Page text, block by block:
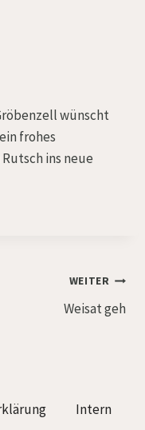
wünscht
frohes
ins neue
WEITER
Weisat geh
Intern